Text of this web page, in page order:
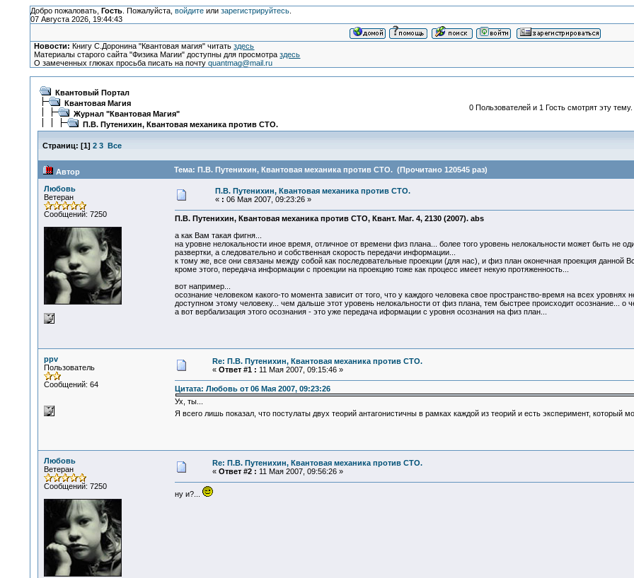
Добро пожаловать, Гость. Пожалуйста, войдитеили зарегистрируйтесь.
07 Августа 2026, 19:44:43
Новости: Книгу С.Доронина "Квантовая магия" читатьздесь
Материалы старого сайта "Физика Магии" доступны для просмотраздесь
О замеченных глюках просьба писать на почтуquantmag@mail.ru
Квантовый Портал
Квантовая Магия
Журнал "Квантовая Магия"
П.В. Путенихин, Квантовая механика против СТО.
0 Пользователей и 1 Гость смотрят эту тему.
Страниц: [1] 2 3 Все
Автор Тема: П.В. Путенихин, Квантовая механика против СТО. (Прочитано 120545 раз)
Любовь
Ветеран
Сообщений: 7250
П.В. Путенихин, Квантовая механика против СТО.
« : 06 Мая 2007, 09:23:26 »
П.В. Путенихин, Квантовая механика против СТО, Квант. Маг. 4, 2130 (2007). abs
а как Вам такая фигня...
на уровне нелокальности иное время, отличное от времени физ плана... более того уровень нелокальности может быть не
развертки, а следовательно и собственная скорость передачи информации...
к тому же, все они связаны между собой как последовательные проекции (для нас), и физ план оконечная проекция данной
кроме этого, передача информации с проекции на проекцию тоже как процесс имеет некую протяженность...
вот например...
осознание человеком какого-то момента зависит от того, что у каждого человека свое пространство-время на всех уровнях
доступном этому человеку... чем дальше этот уровень нелокальности от физ плана, тем быстрее происходит осознание... о
а вот вербализация этого осознания - это уже передача иформации с уровня осознания на физ план...
ppv
Пользователь
Сообщений: 64
Re: П.В. Путенихин, Квантовая механика против СТО.
« Ответ #1 : 11 Мая 2007, 09:15:46 »
Цитата: Любовь от 06 Мая 2007, 09:23:26
Ух, ты...
Я всего лишь показал, что постулаты двух теорий антагонистичны в рамках каждой из теорий и есть эксперимент, который
Любовь
Ветеран
Сообщений: 7250
Re: П.В. Путенихин, Квантовая механика против СТО.
« Ответ #2 : 11 Мая 2007, 09:56:26 »
ну и?...